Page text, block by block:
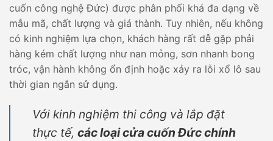
cuốn công nghệ Đức) được phân phối khá đa dạng về
mẫu mã, chất lượng và giá thành. Tuy nhiên, nếu không
có kinh nghiệm lựa chọn, khách hàng rất dễ gặp phải
hàng kém chất lượng như nan mỏng, sơn nhanh bong
tróc, vận hành không ổn định hoặc xảy ra lỗi xổ lô sau
thời gian ngắn sử dụng.
Với kinh nghiệm thi công và lắp đặt
thực tế, các loại cửa cuốn Đức chính